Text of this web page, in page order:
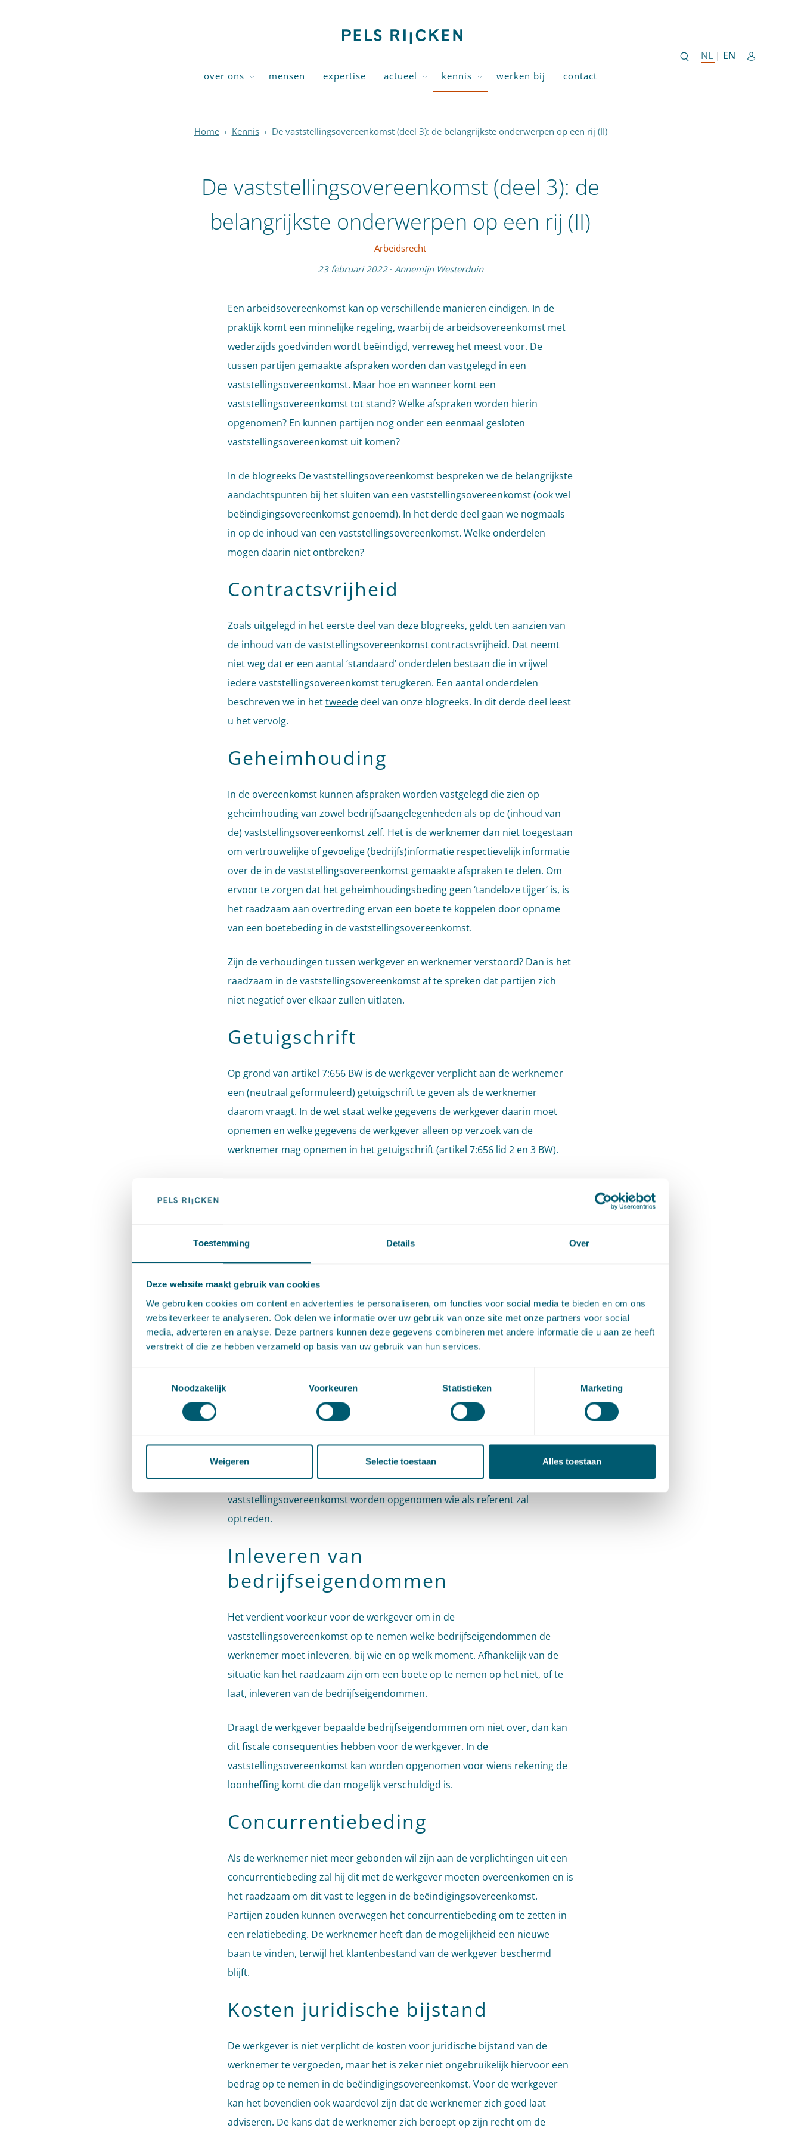
Toestemming Details Over
Deze website maakt gebruik van cookies
We gebruiken cookies om content en advertenties te personaliseren, om functies voor social media te bieden en om ons
websiteverkeer te analyseren. Ook delen we informatie over uw gebruik van onze site met onze partners voor social
media, adverteren en analyse. Deze partners kunnen deze gegevens combineren met andere informatie die u aan ze heeft
verstrekt of die ze hebben verzameld op basis van uw gebruik van hun services.
Noodzakelijk
Voorkeuren Statistieken Marketing
Weigeren Selectie toestaan Alles toestaan
NL NEDERLANDSE
| EN ENGLISH
over ons mensen expertise actueel kennis werken bij contact
Home › Kennis › De vaststellingsovereenkomst (deel 3): de belangrijkste onderwerpen op een rij (II)
De vaststellingsovereenkomst (deel 3): de
belangrijkste onderwerpen op een rij (II)
Arbeidsrecht
23 februari 2022 · Annemijn Westerduin
Een arbeidsovereenkomst kan op verschillende manieren eindigen. In de
praktijk komt een minnelijke regeling, waarbij de arbeidsovereenkomst met
wederzijds goedvinden wordt beëindigd, verreweg het meest voor. De
tussen partijen gemaakte afspraken worden dan vastgelegd in een
vaststellingsovereenkomst. Maar hoe en wanneer komt een
vaststellingsovereenkomst tot stand? Welke afspraken worden hierin
opgenomen? En kunnen partijen nog onder een eenmaal gesloten
vaststellingsovereenkomst uit komen?
In de blogreeks De vaststellingsovereenkomst bespreken we de belangrijkste
aandachtspunten bij het sluiten van een vaststellingsovereenkomst (ook wel
beëindigingsovereenkomst genoemd). In het derde deel gaan we nogmaals
in op de inhoud van een vaststellingsovereenkomst. Welke onderdelen
mogen daarin niet ontbreken?
Contractsvrijheid
Zoals uitgelegd in het eerste deel van deze blogreeks, geldt ten aanzien van
de inhoud van de vaststellingsovereenkomst contractsvrijheid. Dat neemt
niet weg dat er een aantal ‘standaard’ onderdelen bestaan die in vrijwel
iedere vaststellingsovereenkomst terugkeren. Een aantal onderdelen
beschreven we in hettweededeel van onze blogreeks. In dit derde deel leest
u het vervolg.
Geheimhouding
In de overeenkomst kunnen afspraken worden vastgelegd die zien op
geheimhouding van zowel bedrijfsaangelegenheden als op de (inhoud van
de) vaststellingsovereenkomst zelf. Het is de werknemer dan niet toegestaan
om vertrouwelijke of gevoelige (bedrijfs)informatie respectievelijk informatie
over de in de vaststellingsovereenkomst gemaakte afspraken te delen. Om
ervoor te zorgen dat het geheimhoudingsbeding geen ‘tandeloze tijger’ is, is
het raadzaam aan overtreding ervan een boete te koppelen door opname
van een boetebeding in de vaststellingsovereenkomst.
Zijn de verhoudingen tussen werkgever en werknemer verstoord? Dan is het
raadzaam in de vaststellingsovereenkomst af te spreken dat partijen zich
niet negatief over elkaar zullen uitlaten.
Getuigschrift
Op grond van artikel 7:656 BW is de werkgever verplicht aan de werknemer
een (neutraal geformuleerd) getuigschrift te geven als de werknemer
daarom vraagt. In de wet staat welke gegevens de werkgever daarin moet
opnemen en welke gegevens de werkgever alleen op verzoek van de
werknemer mag opnemen in het getuigschrift (artikel 7:656 lid 2 en 3 BW).
vaststellingsovereenkomst.
werkgever niet aan te raden een positief getuigschrift te verstrekken. Door
een te positief getuigschrift zou een nieuwe werkgever op het verkeerde
been kunnen worden gezet. De werkgever moet echter ook oppassen met
een negatieve omschrijving van het functioneren van de werknemer. Dit kan
Heeft een disfunctionerende werknemer u om een positief getuigschrift
gevraagd en twijfelt u wat te doen? Neem dan contact met ons op.
Om discussie achteraf te voorkomen, verdient het aanbeveling de tekst van
het getuigschrift op voorhand af te stemmen en als bijlage bij de
vaststellingsovereenkomst te voegen. Ook kan in de
vaststellingsovereenkomst worden opgenomen wie als referent zal
optreden.
Inleveren van
bedrijfseigendommen
Het verdient voorkeur voor de werkgever om in de
vaststellingsovereenkomst op te nemen welke bedrijfseigendommen de
werknemer moet inleveren, bij wie en op welk moment. Afhankelijk van de
situatie kan het raadzaam zijn om een boete op te nemen op het niet, of te
laat, inleveren van de bedrijfseigendommen.
Draagt de werkgever bepaalde bedrijfseigendommen om niet over, dan kan
dit fiscale consequenties hebben voor de werkgever. In de
vaststellingsovereenkomst kan worden opgenomen voor wiens rekening de
loonheffing komt die dan mogelijk verschuldigd is.
Concurrentiebeding
Als de werknemer niet meer gebonden wil zijn aan de verplichtingen uit een
concurrentiebeding zal hij dit met de werkgever moeten overeenkomen en is
het raadzaam om dit vast te leggen in de beëindigingsovereenkomst.
Partijen zouden kunnen overwegen het concurrentiebeding om te zetten in
een relatiebeding. De werknemer heeft dan de mogelijkheid een nieuwe
baan te vinden, terwijl het klantenbestand van de werkgever beschermd
blijft.
Kosten juridische bijstand
De werkgever is niet verplicht de kosten voor juridische bijstand van de
werknemer te vergoeden, maar het is zeker niet ongebruikelijk hiervoor een
bedrag op te nemen in de beëindigingsovereenkomst. Voor de werkgever
kan het bovendien ook waardevol zijn dat de werknemer zich goed laat
adviseren. De kans dat de werknemer zich beroept op zijn recht om de